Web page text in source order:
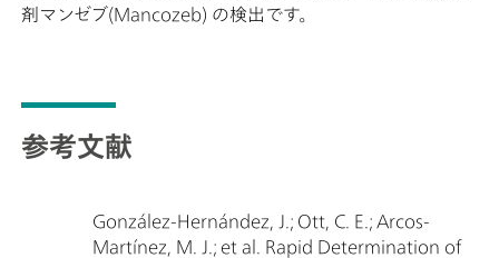
剤マンゼブ(Mancozeb) の検出です。
参考文献
González-Hernández, J.; Ott, C. E.; Arcos-
Martínez, M. J.; et al. Rapid Determination of